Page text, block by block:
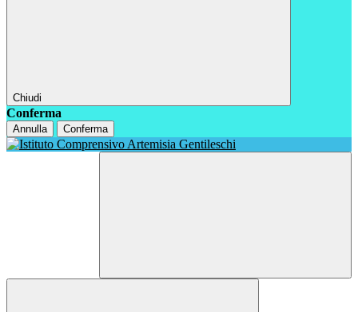
Chiudi
Conferma
Annulla Conferma